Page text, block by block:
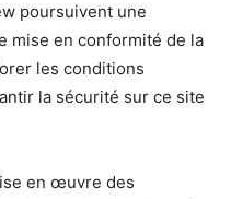
poursuivent une
mise en conformité de la
les conditions
la sécurité sur ce site
en œuvre des